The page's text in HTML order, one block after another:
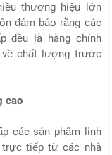
thương hiệu lớn
đảm bảo rằng các
đều là hàng chính
về chất lượng trước
cao
các sản phẩm linh
trực tiếp từ các nhà